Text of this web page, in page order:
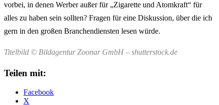
vorbei, in denen Werber außer für „Zigarette und Atomkraft“ für
alles zu haben sein sollten? Fragen für eine Diskussion, über die ich
gern in den großen Branchendiensten lesen würde.
Titelbild © Bildagentur Zoonar GmbH – shutterstock.de
Teilen mit:
Facebook
X